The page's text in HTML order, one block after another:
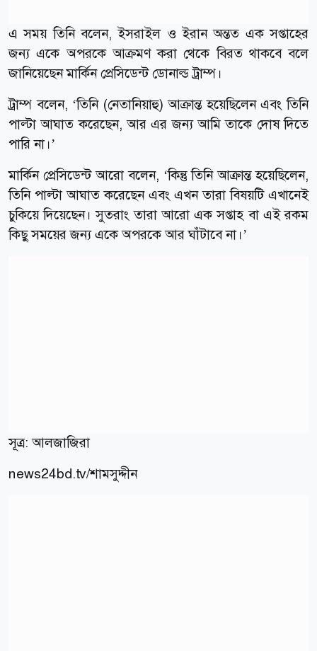
এ সময় তিনি বলেন, ইসরাইল ও ইরান অন্তত এক সপ্তাহের
জন্য একে অপরকে আক্রমণ করা থেকে বিরত থাকবে বলে
জানিয়েছেন মার্কিন প্রেসিডেন্ট ডোনাল্ড ট্রাম্প।
ট্রাম্প বলেন, ‘তিনি (নেতানিয়াহু) আক্রান্ত হয়েছিলেন এবং তিনি
পাল্টা আঘাত করেছেন, আর এর জন্য আমি তাকে দোষ দিতে
পারি না।’
মার্কিন প্রেসিডেন্ট আরো বলেন, ‘কিন্তু তিনি আক্রান্ত হয়েছিলেন,
তিনি পাল্টা আঘাত করেছেন এবং এখন তারা বিষয়টি এখানেই
চুকিয়ে দিয়েছেন। সুতরাং তারা আরো এক সপ্তাহ বা এই রকম
কিছু সময়ের জন্য একে অপরকে আর ঘাঁটাবে না।’
সূত্র: আলজাজিরা
news24bd.tv/শামসুদ্দীন